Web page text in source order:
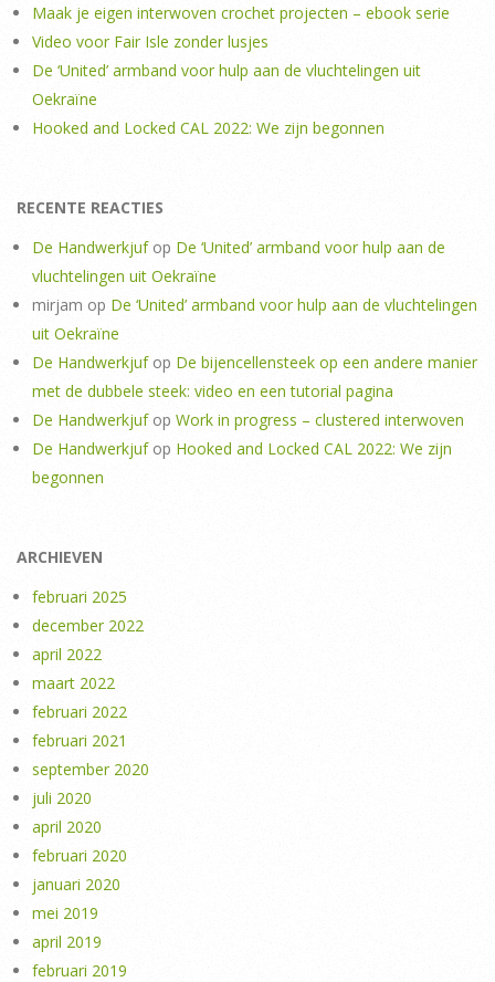
Maak je eigen interwoven crochet projecten – ebook serie
Video voor Fair Isle zonder lusjes
De ‘United’ armband voor hulp aan de vluchtelingen uit
Oekraïne
Hooked and Locked CAL 2022: We zijn begonnen
RECENTE REACTIES
De Handwerkjufop De ‘United’ armband voor hulp aan de
vluchtelingen uit Oekraïne
mirjam op De ‘United’ armband voor hulp aan de vluchtelingen
uit Oekraïne
De Handwerkjufop De bijencellensteek op een andere manier
met de dubbele steek: video en een tutorial pagina
De Handwerkjufop Work in progress – clustered interwoven
De Handwerkjufop Hooked and Locked CAL 2022: We zijn
begonnen
ARCHIEVEN
februari 2025
december 2022
april 2022
maart 2022
februari 2022
februari 2021
september 2020
juli 2020
april 2020
februari 2020
januari 2020
mei 2019
april 2019
februari 2019